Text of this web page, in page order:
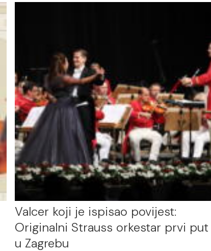
Valcer koji je ispisao povijest:
Originalni Strauss orkestar prvi put
u Zagrebu